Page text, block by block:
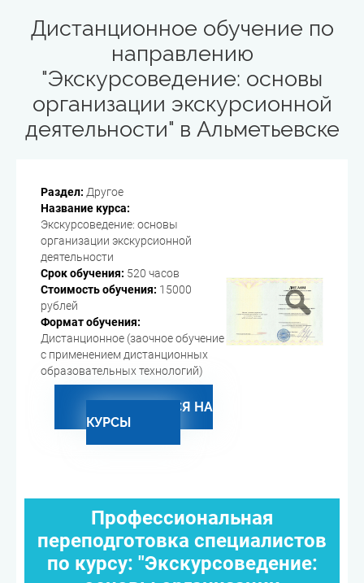
Дистанционное обучение по
направлению
"Экскурсоведение: основы
организации экскурсионной
деятельности" в Альметьевске
Раздел: Другое
Название курса:
Экскурсоведение: основы
организации экскурсионной
деятельности
Срок обучения: 520 часов
Стоимость обучения: 15000
рублей
Формат обучения:
Дистанционное (заочное обучение
с применением дистанционных
образовательных технологий)
ЗАПИСАТЬСЯ НА
КУРСЫ
Профессиональная
переподготовка специалистов
по курсу: "Экскурсоведение: